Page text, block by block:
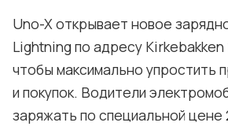
Uno-X открывает новое
Lightning по адресу Kirkebakken
чтобы максимально упростить
и покупок. Водители
заряжать по специальной цене